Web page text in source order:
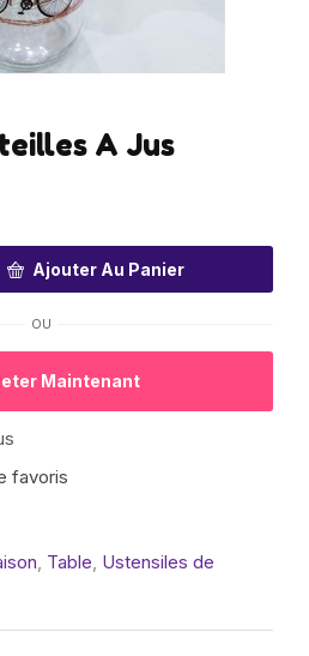
A Jus
Ajouter Au Panier
OU
Maintenant
favoris
, Table, Ustensiles de